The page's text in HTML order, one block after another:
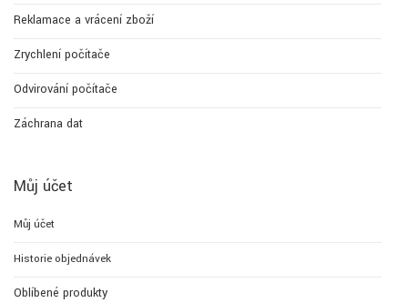
Reklamace a vrácení zboží
Zrychlení počítače
Odvirování počítače
Záchrana dat
Můj účet
Můj účet
Historie objednávek
Oblíbené produkty